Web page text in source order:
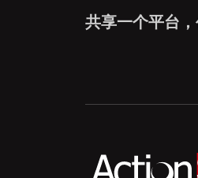
共享一个平台